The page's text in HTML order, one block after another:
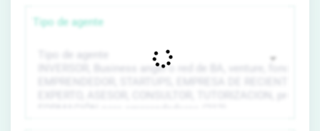
Tipo de agente